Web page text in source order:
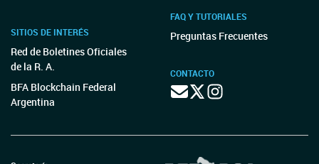
SITIOS DE INTERÉS
Red de Boletines Oficiales
de la R. A.
BFA Blockchain Federal
Argentina
FAQ Y TUTORIALES
Preguntas Frecuentes
CONTACTO